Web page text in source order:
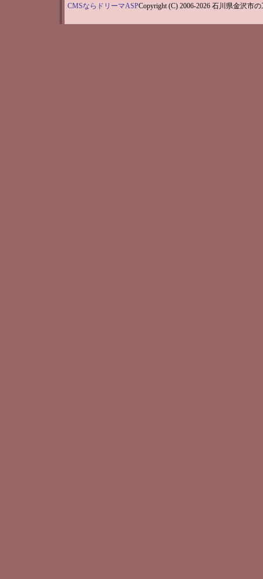
CMSならドリーマASPCopyright (C) 2006-2026 石川県金沢市